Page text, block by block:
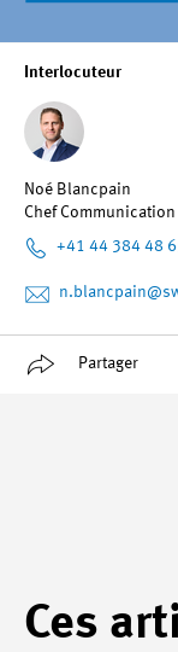
Interlocuteur
Noé Blancpain
Chef
+41 44 384 48
n.blancpain
Partager
Ces